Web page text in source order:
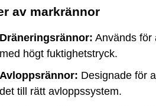
av markrännor
Dräneringsrännor: Används för
med högt fuktighetstryck.
Avloppsrännor: Designade för
det till rätt avloppssystem.